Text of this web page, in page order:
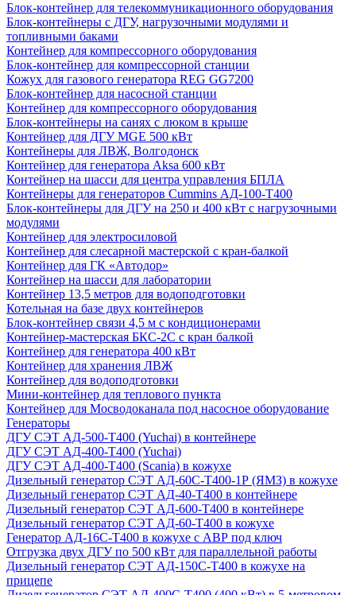
Блок-контейнер для телекоммуникационного оборудования
Блок-контейнеры с ДГУ, нагрузочными модулями и
топливными баками
Контейнер для компрессорного оборудования
Блок-контейнер для компрессорной станции
Кожух для газового генератора REG GG7200
Блок-контейнер для насосной станции
Контейнер для компрессорного оборудования
Блок-контейнеры на санях с люком в крыше
Контейнер для ДГУ MGE 500 кВт
Контейнеры для ЛВЖ, Волгодонск
Контейнер для генератора Aksa 600 кВт
Контейнер на шасси для центра управления БПЛА
Контейнеры для генераторов Cummins АД-100-Т400
Блок-контейнеры для ДГУ на 250 и 400 кВт с нагрузочными
модулями
Контейнер для электросиловой
Контейнер для слесарной мастерской с кран-балкой
Контейнер для ГК «Автодор»
Контейнер на шасси для лаборатории
Контейнер 13,5 метров для водоподготовки
Котельная на базе двух контейнеров
Блок-контейнер связи 4,5 м с кондиционерами
Контейнер-мастерская БКС-2С с кран балкой
Контейнер для генератора 400 кВт
Контейнер для хранения ЛВЖ
Контейнер для водоподготовки
Мини-контейнер для теплового пункта
Контейнер для Мосводоканала под насосное оборудование
Генераторы
ДГУ СЭТ АД-500-Т400 (Yuchai) в контейнере
ДГУ СЭТ АД-400-Т400 (Yuchai)
ДГУ СЭТ АД-400-Т400 (Scania) в кожухе
Дизельный генератор СЭТ АД-60С-Т400-1Р (ЯМЗ) в кожухе
Дизельный генератор СЭТ АД-40-Т400 в контейнере
Дизельный генератор СЭТ АД-600-Т400 в контейнере
Дизельный генератор СЭТ АД-60-Т400 в кожухе
Генератор АД-16С-Т400 в кожухе с АВР под ключ
Отгрузка двух ДГУ по 500 кВт для параллельной работы
Дизельный генератор СЭТ АД-150С-Т400 в кожухе на
прицепе